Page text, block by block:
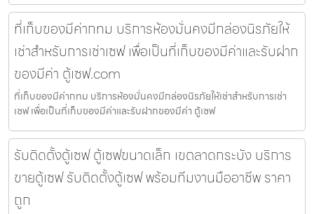
ที่เก็บของมีค่ากทม บริการห้องมั่นคงมีกล่องนิรภัยให้
เช่าสำหรับการเช่าเซฟ เพื่อเป็นที่เก็บของมีค่าและรับฝาก
ของมีค่า ตู้เซฟ.com
ที่เก็บของมีค่ากทม บริการห้องมั่นคงมีกล่องนิรภัยให้เช่าสำหรับการเช่า
เซฟ เพื่อเป็นที่เก็บของมีค่าและรับฝากของมีค่า ตู้เซฟ
รับติดตั้งตู้เซฟ ตู้เซฟขนาดเล็ก เขตลาดกระบัง บริการ
ขายตู้เซฟ รับติดตั้งตู้เซฟ พร้อมทีมงานมืออาชีพ ราคา
ถูก